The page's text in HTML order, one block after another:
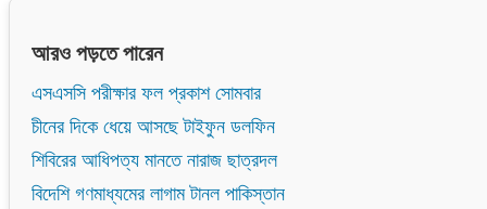
আরও পড়তে পারেন
এসএসসি পরীক্ষার ফল প্রকাশ সোমবার
চীনের দিকে ধেয়ে আসছে টাইফুন ডলফিন
শিবিরের আধিপত্য মানতে নারাজ ছাত্রদল
বিদেশি গণমাধ্যমের লাগাম টানল পাকিস্তান